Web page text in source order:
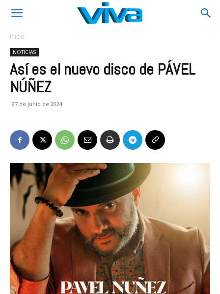
Inicio
NOTICIAS
Así es el nuevo disco de PÁVEL
NÚÑEZ
27 de junio de 2024